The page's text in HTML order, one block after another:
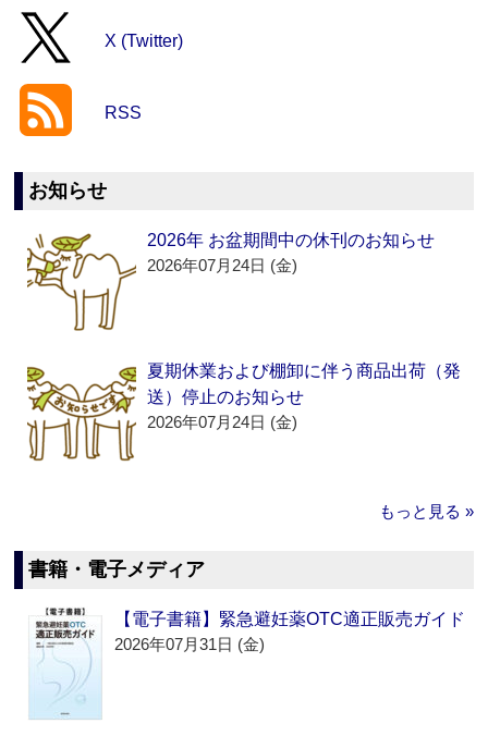
X (Twitter)
RSS
お知らせ
2026年 お盆期間中の休刊のお知らせ
2026年07月24日 (金)
夏期休業および棚卸に伴う商品出荷（発
送）停止のお知らせ
2026年07月24日 (金)
もっと見る »
書籍・電子メディア
【電子書籍】緊急避妊薬OTC適正販売ガイド
2026年07月31日 (金)